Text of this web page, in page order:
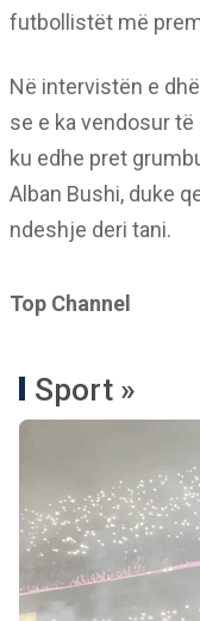
futbollistët më
Në intervistën e
se e ka vendosur
ku edhe pret
Alban Bushi, duke
ndeshje deri tani.
Top Channel
Sport »